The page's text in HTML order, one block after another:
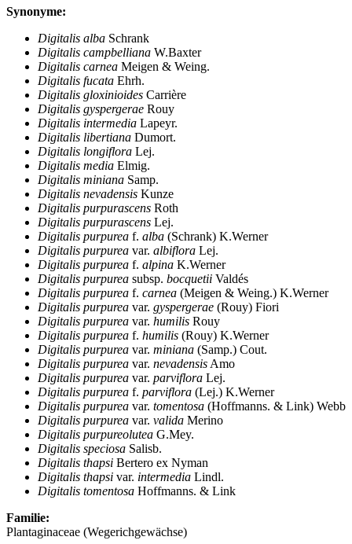
Synonyme:
Digitalis alba Schrank
Digitalis campbelliana W.Baxter
Digitalis carnea Meigen & Weing.
Digitalis fucata Ehrh.
Digitalis gloxinioides Carrière
Digitalis gyspergerae Rouy
Digitalis intermedia Lapeyr.
Digitalis libertiana Dumort.
Digitalis longiflora Lej.
Digitalis media Elmig.
Digitalis miniana Samp.
Digitalis nevadensis Kunze
Digitalis purpurascens Roth
Digitalis purpurascens Lej.
Digitalis purpurea f. alba (Schrank) K.Werner
Digitalis purpurea var. albiflora Lej.
Digitalis purpurea f. alpina K.Werner
Digitalis purpurea subsp. bocquetii Valdés
Digitalis purpurea f. carnea (Meigen & Weing.) K.Werner
Digitalis purpurea var. gyspergerae (Rouy) Fiori
Digitalis purpurea var. humilis Rouy
Digitalis purpurea f. humilis (Rouy) K.Werner
Digitalis purpurea var. miniana (Samp.) Cout.
Digitalis purpurea var. nevadensis Amo
Digitalis purpurea var. parviflora Lej.
Digitalis purpurea f. parviflora (Lej.) K.Werner
Digitalis purpurea var. tomentosa (Hoffmanns. & Link) Webb
Digitalis purpurea var. valida Merino
Digitalis purpureolutea G.Mey.
Digitalis speciosa Salisb.
Digitalis thapsi Bertero ex Nyman
Digitalis thapsi var. intermedia Lindl.
Digitalis tomentosa Hoffmanns. & Link
Familie:
Plantaginaceae (Wegerichgewächse)